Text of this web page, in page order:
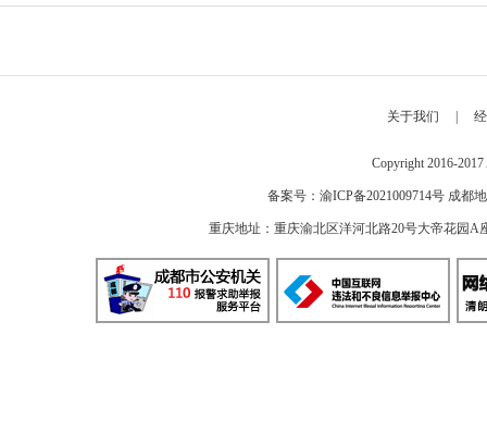
关于我们
Copyright 2016-
备案号： 渝ICP备2021009714号 成都
重庆地址：重庆渝北区洋河北路20号大帝花园A